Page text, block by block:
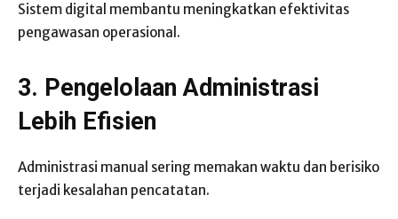
Sistem digital membantu meningkatkan efektivitas
pengawasan operasional.
3. Pengelolaan Administrasi
Lebih Efisien
Administrasi manual sering memakan waktu dan berisiko
terjadi kesalahan pencatatan.